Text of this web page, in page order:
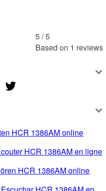
5 /5
Based on 1 reviews
HCR 1386AM online
HCR 1386AM en ligne
HCR 1386AM online